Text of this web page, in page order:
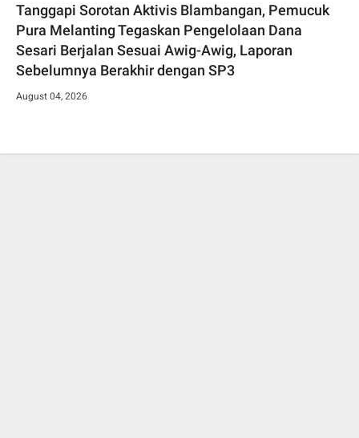
Tanggapi Sorotan Aktivis Blambangan, Pemucuk
Pura Melanting Tegaskan Pengelolaan Dana
Sesari Berjalan Sesuai Awig-Awig, Laporan
Sebelumnya Berakhir dengan SP3
August 04, 2026